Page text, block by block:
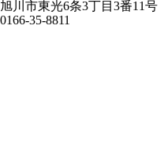
旭川市東光6条3丁目3番11号
0166-35-8811